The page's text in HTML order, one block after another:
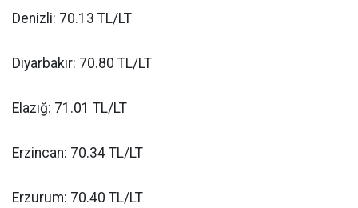
Denizli: 70.13 TL/LT
Diyarbakır: 70.80 TL/LT
Elazığ: 71.01 TL/LT
Erzincan: 70.34 TL/LT
Erzurum: 70.40 TL/LT